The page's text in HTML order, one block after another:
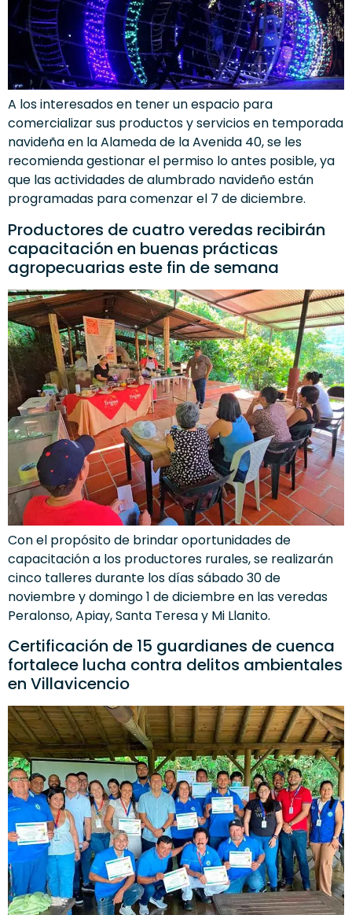
A los interesados en tener un espacio para
comercializar sus productos y servicios en temporada
navideña en la Alameda de la Avenida 40, se les
recomienda gestionar el permiso lo antes posible, ya
que las actividades de alumbrado navideño están
programadas para comenzar el 7 de diciembre.
Productores de cuatro veredas recibirán
capacitación en buenas prácticas
agropecuarias este fin de semana
Con el propósito de brindar oportunidades de
capacitación a los productores rurales, se realizarán
cinco talleres durante los días sábado 30 de
noviembre y domingo 1 de diciembre en las veredas
Peralonso, Apiay, Santa Teresa y Mi Llanito.
Certificación de 15 guardianes de cuenca
fortalece lucha contra delitos ambientales
en Villavicencio